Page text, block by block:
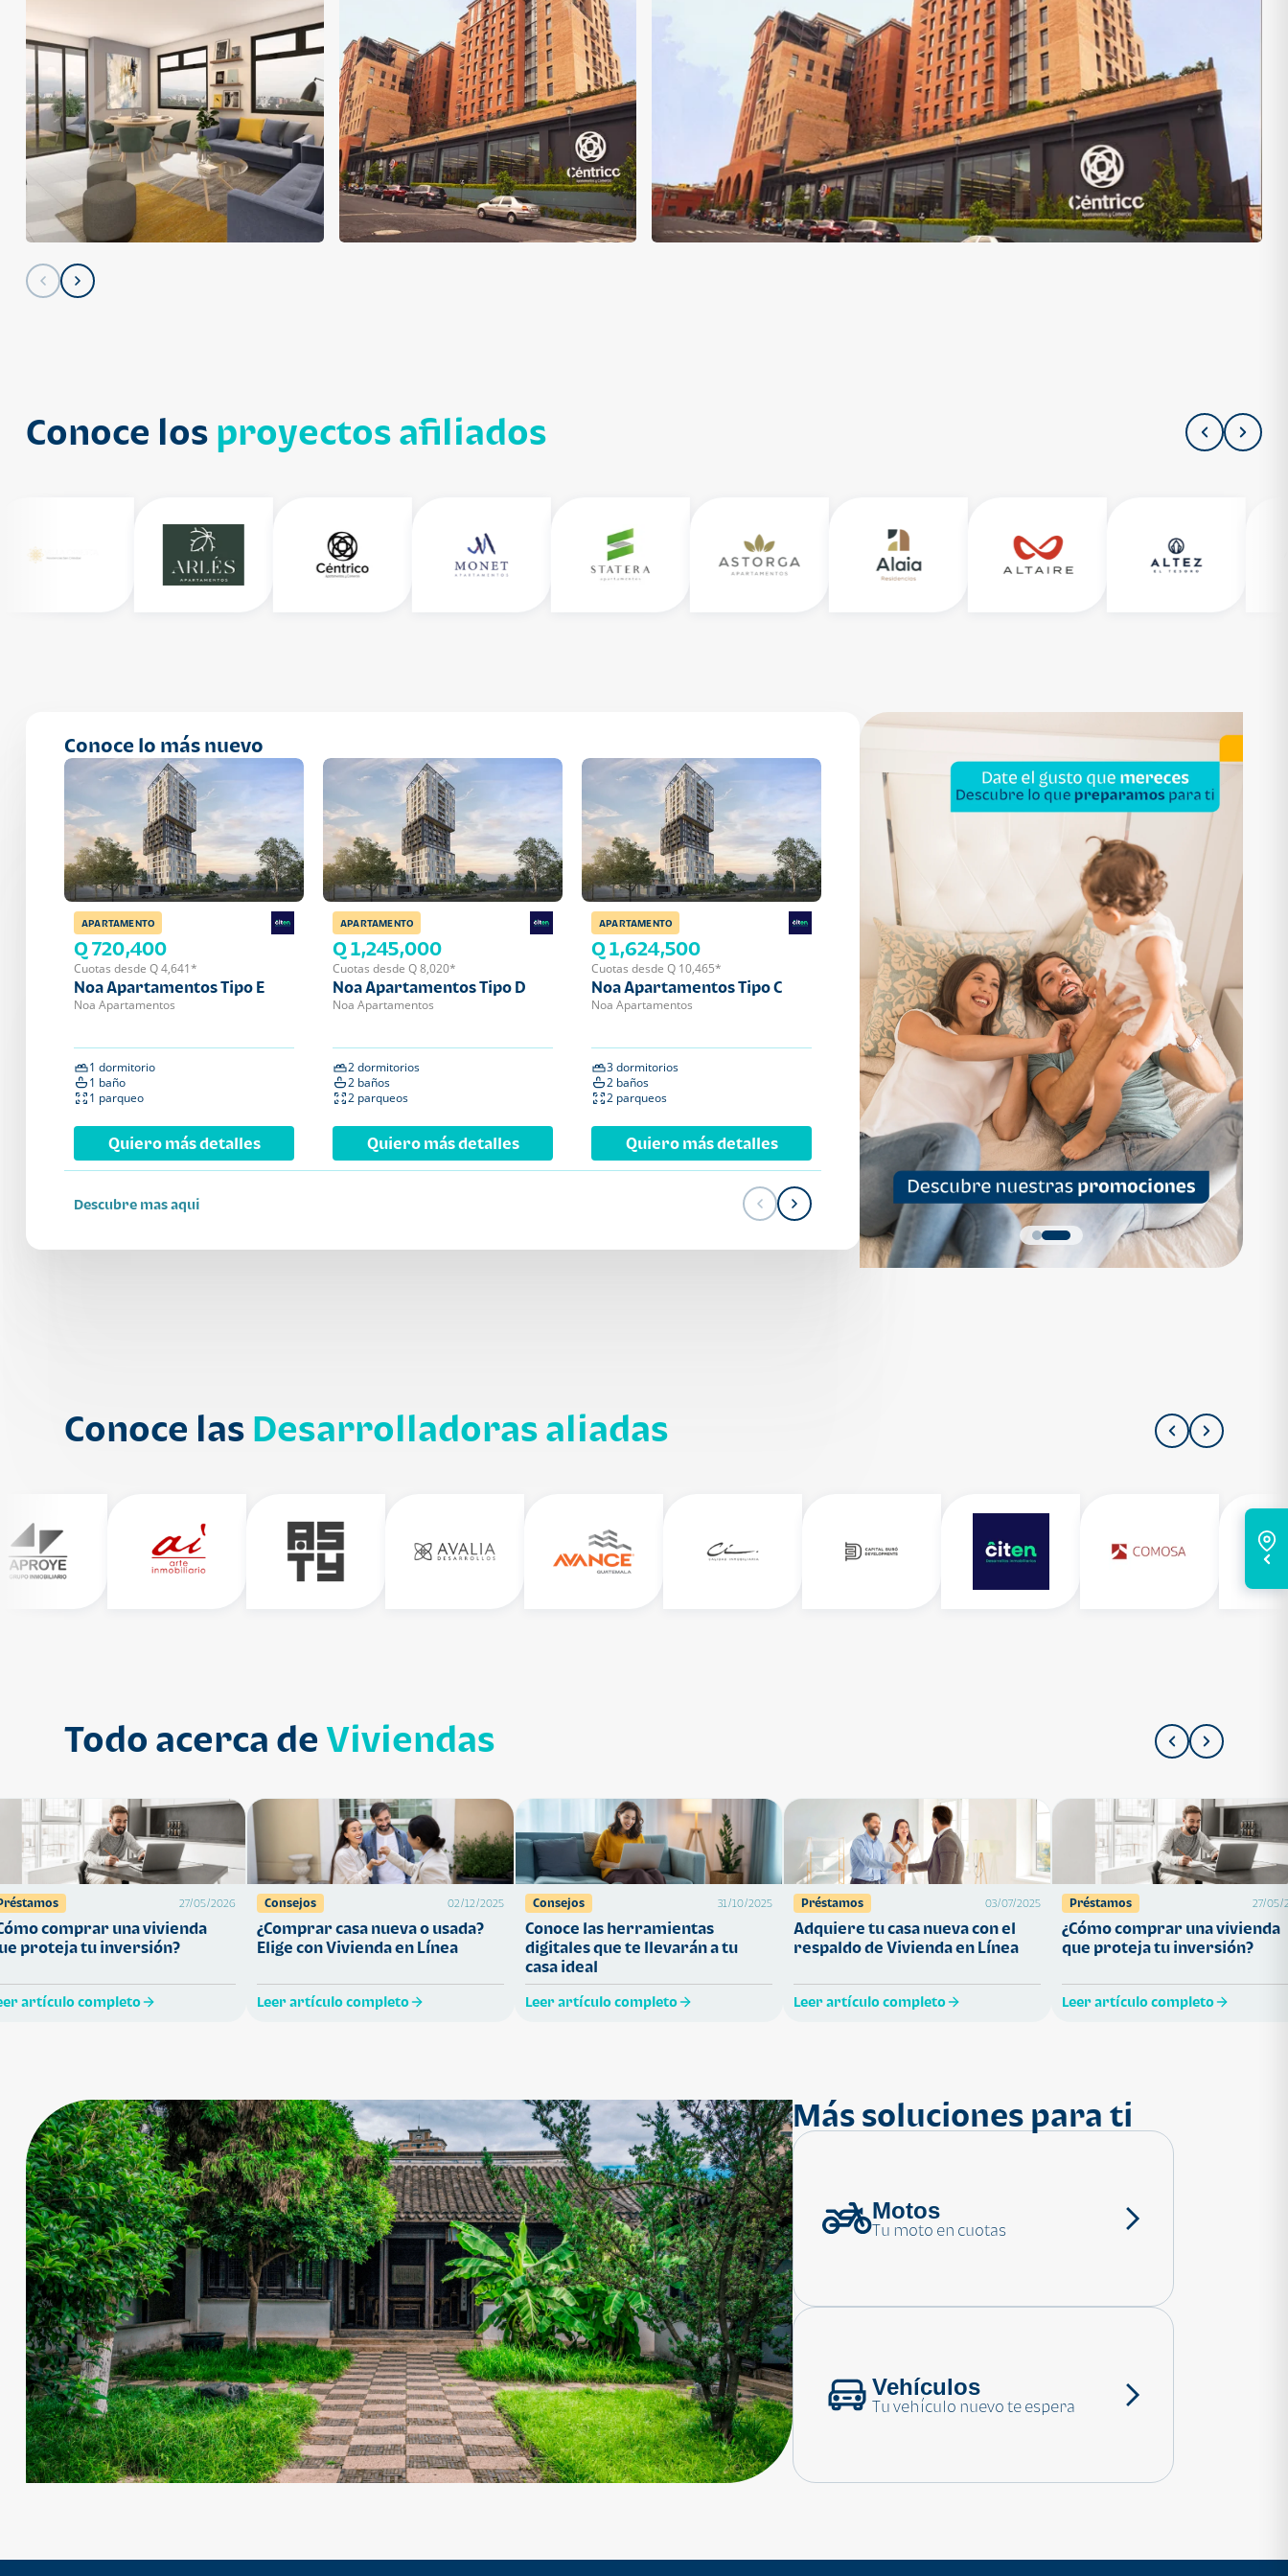
Conoce los proyectos afiliados
Conoce lo más nuevo
APARTAMENTO
Q 720,400
Cuotas desde Q 4,641*
Noa Apartamentos Tipo E
Noa Apartamentos
1 dormitorio
1 baño
1 parqueo
Quiero más detalles
APARTAMENTO
Q 1,245,000
Cuotas desde Q 8,020*
Noa Apartamentos Tipo D
Noa Apartamentos
2 dormitorios
2 baños
2 parqueos
Quiero más detalles
APARTAMENTO
Q 1,624,500
Cuotas desde Q 10,465*
Noa Apartamentos Tipo C
Noa Apartamentos
3 dormitorios
2 baños
2 parqueos
Quiero más detalles
APARTAMENTO
Q 1,136,200
Cuotas desde Q 7,319*
Noa Apartamentos Tipo B
Noa Apartamentos
2 dormitorios
2 baños
1 parqueo
Quiero más detalles
APARTAMENTO
Q 1,559,700
Cuotas desde Q 10,047*
Noa Apartamentos Tipo A
Noa Apartamentos
3 dormitorios
2 baños
2 parqueos
Quiero más detalles
Descubre mas aqui
Conoce las Desarrolladoras aliadas
Todo acerca de Viviendas
27/05/2026
comprar una vivienda
proteja tu inversión?
artículo completo
Consejos 02/12/2025
¿Comprar casa nueva o usada?
Elige con Vivienda en Línea
Leer artículo completo
Consejos 31/10/2025
Conoce las herramientas
digitales que te llevarán a tu
casa ideal
Leer artículo completo
Préstamos 03/07/2025
Adquiere tu casa nueva con el
respaldo de Vivienda en Línea
Leer artículo completo
Préstamos 27/05/
¿Cómo comprar una vivienda
que proteja tu inversión?
Leer artículo completo
Más soluciones para ti
Motos
Tu moto en cuotas
Vehículos
Tu vehículo nuevo te espera